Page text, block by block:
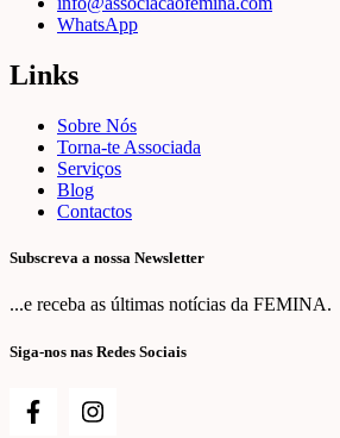
WhatsApp
Links
Sobre Nós
Torna-te Associada
Serviços
Blog
Contactos
Subscreva a nossa Newsletter
...e receba as últimas notícias da FEMINA.
Siga-nos nas Redes Sociais